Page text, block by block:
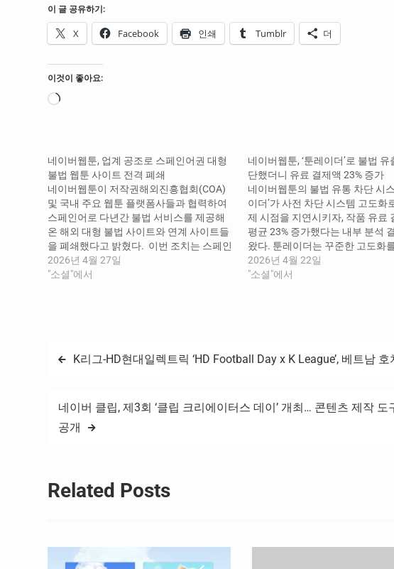
이 글 공유하기:
X Facebook 인쇄 Tumblr 더
이것이 좋아요:
로
네이버웹툰, 업계 공조로 스페인어권 대형
불법 웹툰 사이트 전격 폐쇄
네이버웹툰이 저작권해외진흥협회(COA)
및 국내 주요 웹툰 플랫폼사들과 협력하여
스페인어로 다년간 불법 서비스를 제공해
온 해외 대형 불법 사이트와 연계 사이트들
을 폐쇄했다고 밝혔다. ​ 이번 조치는 스페인
사법당국에 의한 조치로, 웹툰 권리사들이
해외에서 현지 법에 따라 직접 대응하여 성
2026년 4월 27일
"소셜"에서
네이버웹툰, ‘툰레이더’로 불법 유
단했더니 유료 결제액 23% 증가
네이버웹툰의 불법 유통 차단 시
이더’가 사전 차단 시스템 고도화
제 시점을 지연시키자, 작품 유료
평균 23% 증가했다는 내부 분석
왔다. 툰레이더는 꾸준한 고도화
법 복제 난이도를 높이고 이를 작
결제 전환으로 이어가는 의미 있는
2026년 4월 22일
"소셜"에서
글
색
K리그-HD현대일렉트릭 ‘HD Football Day x K League’, 베트남
네이버 클립, 제3회 ‘클립 크리에이터스 데이’ 개최… 콘텐츠 제작
공개
Related Posts